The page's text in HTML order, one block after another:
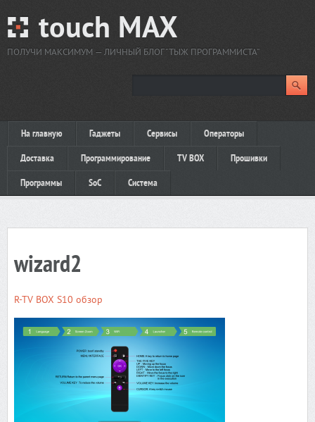
touch MAX
ПОЛУЧИ МАКСИМУМ — ЛИЧНЫЙ БЛОГ "ТЫЖ ПРОГРАММИСТА"
На главную Гаджеты Сервисы Операторы
Доставка Программирование TV BOX Прошивки
Программы SoC Система
wizard2
R-TV BOX S10 обзор